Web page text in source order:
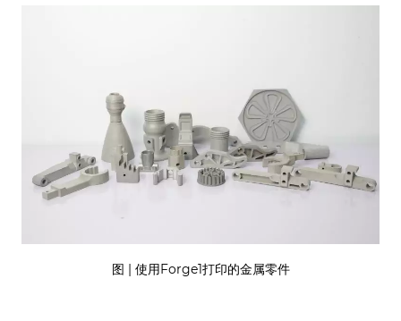
图 | 使用Forge1打印的金属零件